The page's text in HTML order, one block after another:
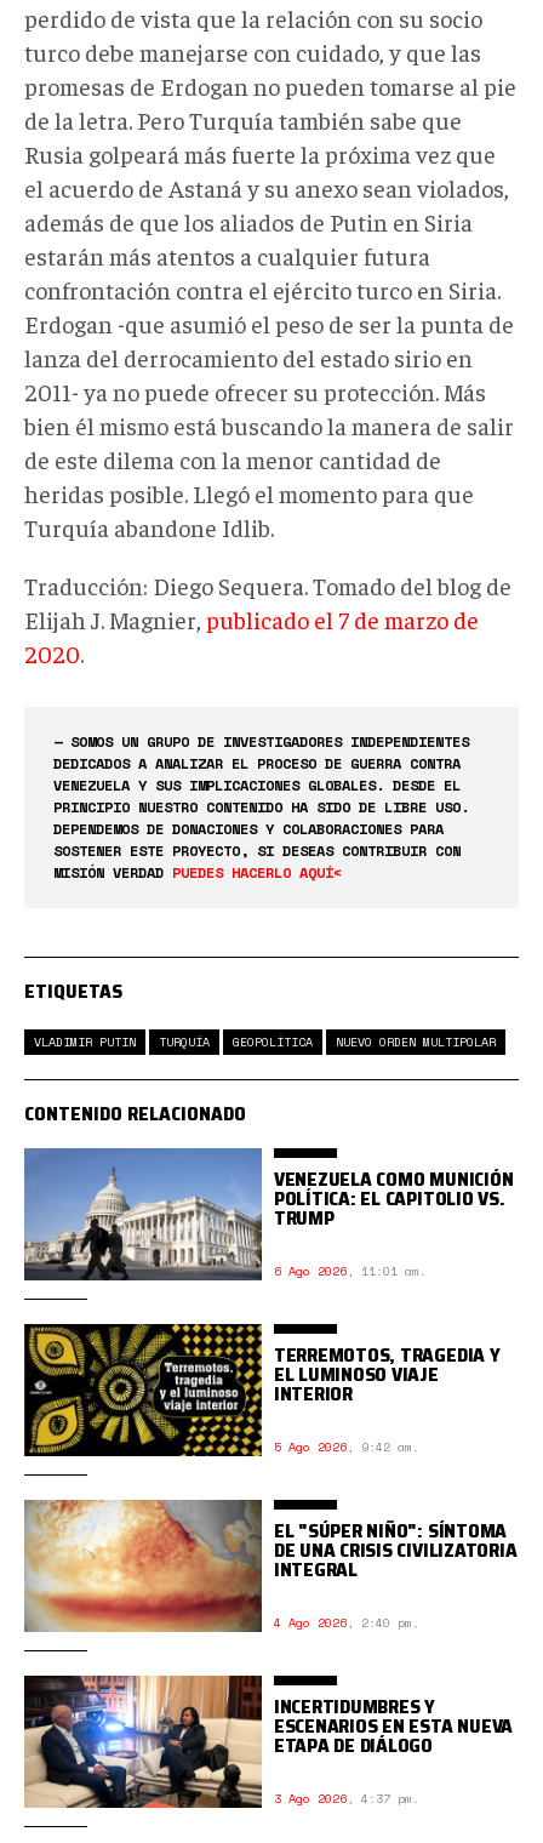
perdido de vista que la relación con su socio
turco debe manejarse con cuidado, y que las
promesas de Erdogan no pueden tomarse al pie
de la letra. Pero Turquía también sabe que
Rusia golpeará más fuerte la próxima vez que
el acuerdo de Astaná y su anexo sean violados,
además de que los aliados de Putin en Siria
estarán más atentos a cualquier futura
confrontación contra el ejército turco en Siria.
Erdogan -que asumió el peso de ser la punta de
lanza del derrocamiento del estado sirio en
2011- ya no puede ofrecer su protección. Más
bien él mismo está buscando la manera de salir
de este dilema con la menor cantidad de
heridas posible. Llegó el momento para que
Turquía abandone Idlib.
Traducción: Diego Sequera. Tomado del blog de
Elijah J. Magnier, publicado el 7 de marzo de
2020.
— SOMOS UN GRUPO DE INVESTIGADORES INDEPENDIENTES
DEDICADOS A ANALIZAR EL PROCESO DE GUERRA CONTRA
VENEZUELA Y SUS IMPLICACIONES GLOBALES. DESDE EL
PRINCIPIO NUESTRO CONTENIDO HA SIDO DE LIBRE USO.
DEPENDEMOS DE DONACIONES Y COLABORACIONES PARA
SOSTENER ESTE PROYECTO, SI DESEAS CONTRIBUIR CON
MISIÓN VERDAD PUEDES HACERLO AQUÍ<
ETIQUETAS
VLADIMIR PUTIN TURQUÍA GEOPOLÍTICA NUEVO ORDEN MULTIPOLAR
CONTENIDO RELACIONADO
VENEZUELA COMO MUNICIÓN
POLÍTICA: EL CAPITOLIO VS.
TRUMP
6 Ago 2026, 11:01 am.
TERREMOTOS, TRAGEDIA Y
EL LUMINOSO VIAJE
INTERIOR
5 Ago 2026, 9:42 am.
EL "SÚPER NIÑO": SÍNTOMA
DE UNA CRISIS CIVILIZATORIA
INTEGRAL
4 Ago 2026, 2:40 pm.
INCERTIDUMBRES Y
ESCENARIOS EN ESTA NUEVA
ETAPA DE DIÁLOGO
3 Ago 2026, 4:37 pm.